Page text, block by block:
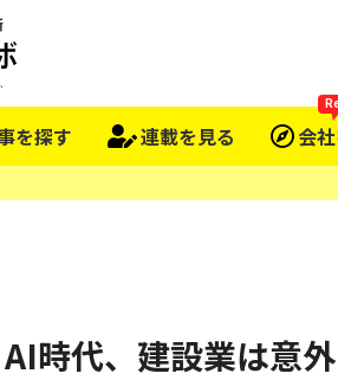
を探す 連載を見る 会
AI時代、建設業は意